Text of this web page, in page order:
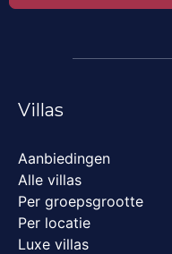
Villas
Aanbiedingen
Alle villas
Per groepsgrootte
Per locatie
Luxe villas